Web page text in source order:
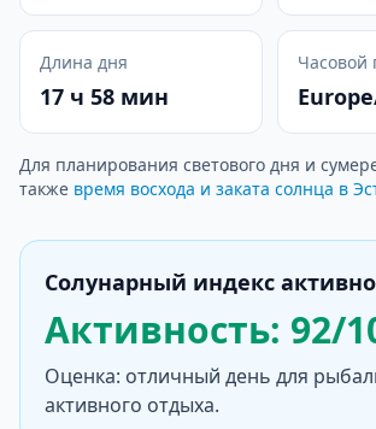
Длина дня
17 ч 58 мин
Часовой
Для планирования светового дня и
также время восхода и заката солнца в
Солунарный индекс
Активность: 92/
Оценка: отличный день для
активного отдыха.